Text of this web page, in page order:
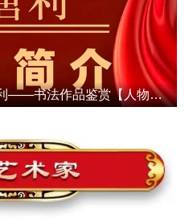
中国实力派著名书法家刘唐利——书法作品鉴赏【人物专题报道】